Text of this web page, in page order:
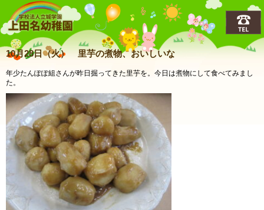
上田名(うえだな)幼稚園
10月28日（火） 里芋の煮物、おいしいな
年少たんぽぽ組さんが昨日掘ってきた里芋を。今日は煮物にして食べてみまし
た。